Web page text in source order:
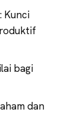
Kunci
bagi
dan